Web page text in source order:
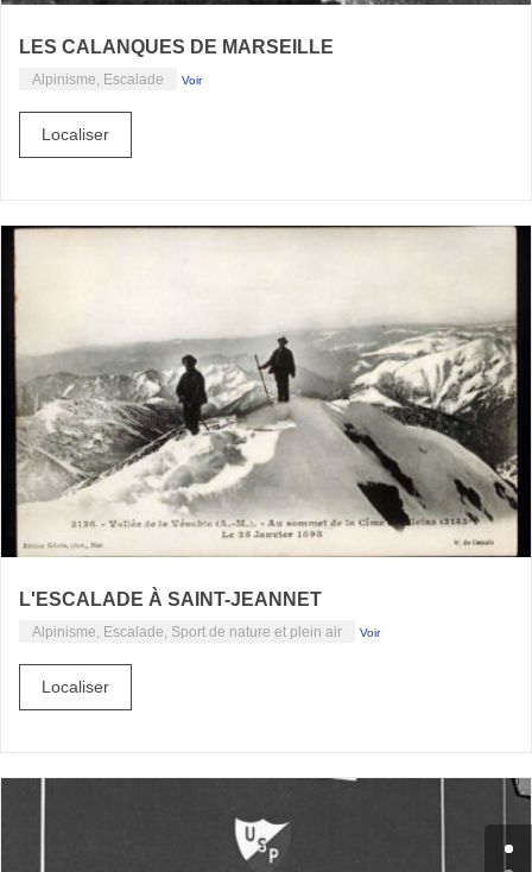
LES CALANQUES DE MARSEILLE
Alpinisme, Escalade Voir
Localiser
L'ESCALADE À SAINT-JEANNET
Alpinisme, Escalade, Sport de nature et plein air Voir
Localiser